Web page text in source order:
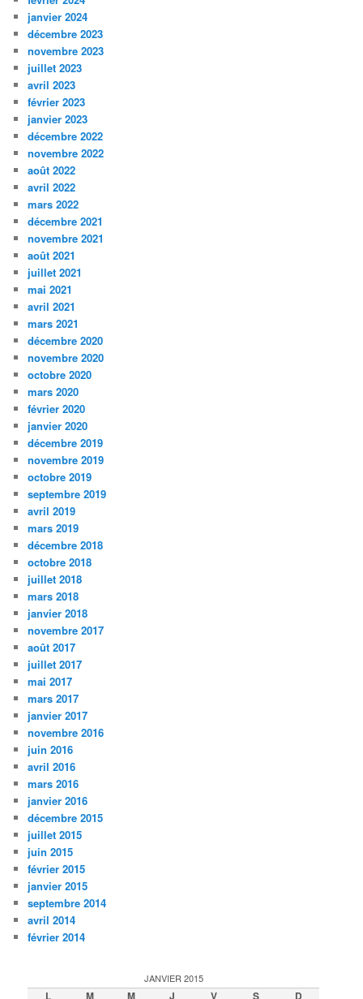
janvier 2024
décembre 2023
novembre 2023
juillet 2023
avril 2023
février 2023
janvier 2023
décembre 2022
novembre 2022
août 2022
avril 2022
mars 2022
décembre 2021
novembre 2021
août 2021
juillet 2021
mai 2021
avril 2021
mars 2021
décembre 2020
novembre 2020
octobre 2020
mars 2020
février 2020
janvier 2020
décembre 2019
novembre 2019
octobre 2019
septembre 2019
avril 2019
mars 2019
décembre 2018
octobre 2018
juillet 2018
mars 2018
janvier 2018
novembre 2017
août 2017
juillet 2017
mai 2017
mars 2017
janvier 2017
novembre 2016
juin 2016
avril 2016
mars 2016
janvier 2016
décembre 2015
juillet 2015
juin 2015
février 2015
janvier 2015
septembre 2014
avril 2014
février 2014
JANVIER 2015
L M M J V S D